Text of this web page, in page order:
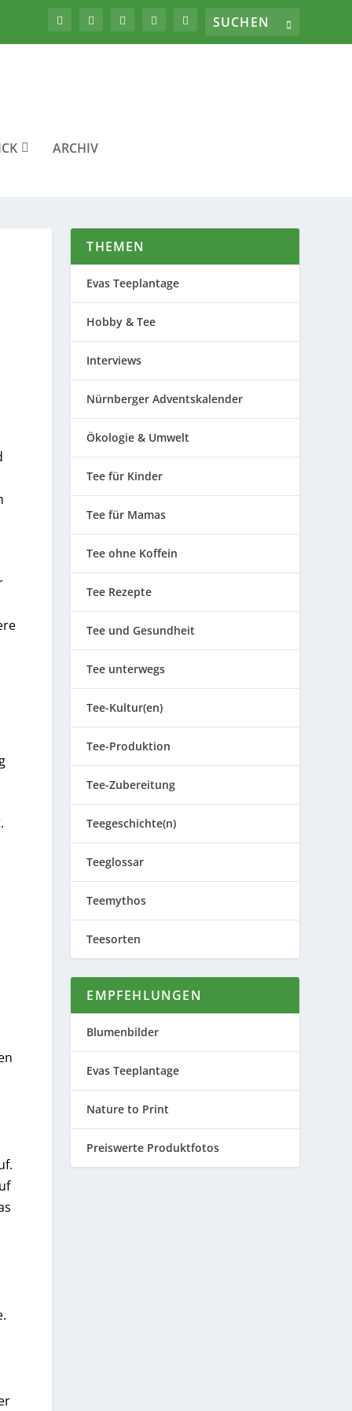
ARCHIV
THEMEN
Evas Teeplantage
Hobby & Tee
Interviews
Nürnberger Adventskalender
Ökologie & Umwelt
Tee für Kinder
Tee für Mamas
Tee ohne Koffein
Tee Rezepte
Tee und Gesundheit
Tee unterwegs
Tee-Kultur(en)
Tee-Produktion
Tee-Zubereitung
Teegeschichte(n)
Teeglossar
Teemythos
Teesorten
EMPFEHLUNGEN
Blumenbilder
Evas Teeplantage
Nature to Print
Preiswerte Produktfotos